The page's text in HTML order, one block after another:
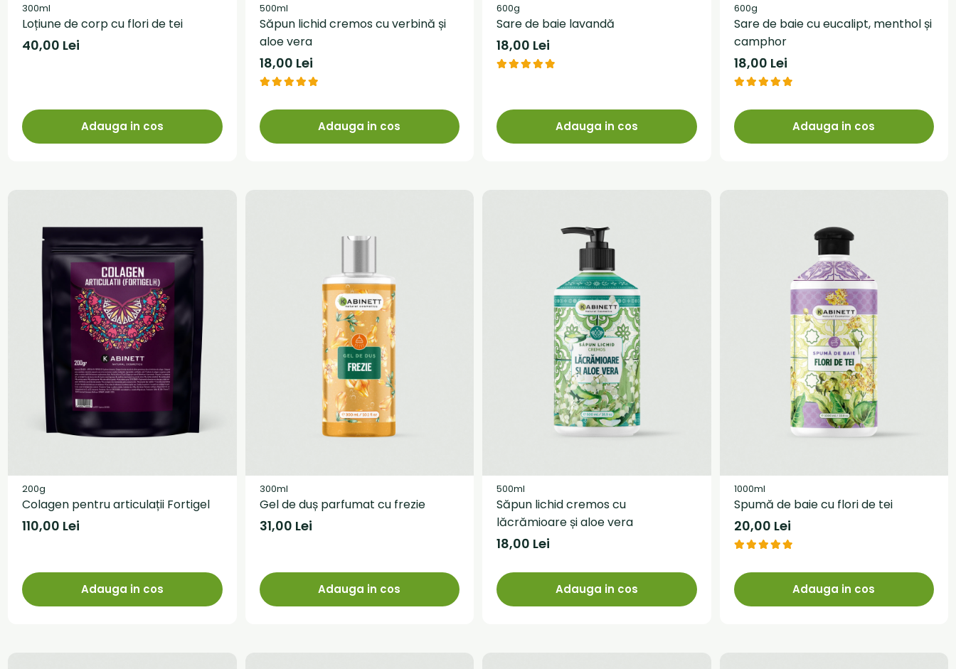
300ml
Loțiune de corp cu flori de tei
40,00 Lei
Adauga in cos
500ml
Săpun lichid cremos cu verbină și
aloe vera
18,00 Lei
Adauga in cos
600g
Sare de baie lavandă
18,00 Lei
Adauga in cos
600g
Sare de baie cu eucalipt, menthol și
camphor
18,00 Lei
Adauga in cos
200g
Colagen pentru articulații Fortigel
110,00 Lei
Adauga in cos
300ml
Gel de duș parfumat cu frezie
31,00 Lei
Adauga in cos
500ml
Săpun lichid cremos cu
lăcrămioare și aloe vera
18,00 Lei
Adauga in cos
1000ml
Spumă de baie cu flori de tei
20,00 Lei
Adauga in cos